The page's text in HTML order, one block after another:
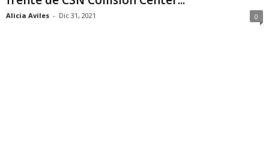
Alicia Aviles - Dic 31, 2021 0